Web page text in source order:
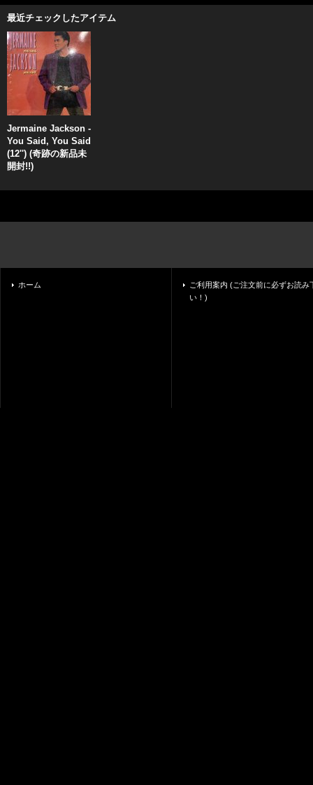
最近チェックしたアイテム
Jermaine Jackson -
You Said, You Said
(12'') (奇跡の新品未
開封!!)
ホーム
ご利用案内 (ご注文前に必ずお読み
い！)